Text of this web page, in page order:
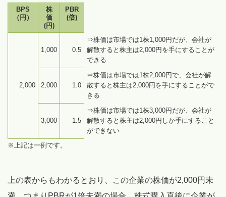
BPS
（円）
株
価
(円)
PBR
(倍)
2,000
1,000 0.5
⇒株価は市場では1株1,000円だが、会社が
解散すると株主は2,000円を手にすることが
できる
2,000 1.0
⇒株価は市場では1株2,000円で、会社が解
散すると株主は2,000円を⼿にすることがで
きる
3,000 1.5
⇒株価は市場では1株3,000円だが、会社が
解散すると株主は2,000円しか手にすること
ができない
※上記は一例です。
上の表からもわかるとおり、この企業の株価が2,000円未